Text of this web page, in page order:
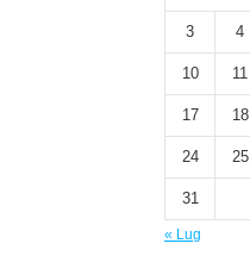
3 4
10 11
17 18
24 25
31
« Lug